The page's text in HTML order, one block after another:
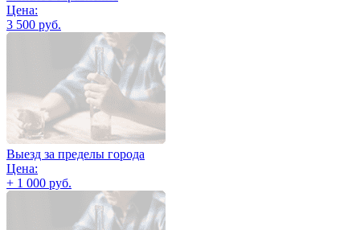
Цена:
3 500 руб.
Выезд за пределы города
Цена:
+ 1 000 руб.